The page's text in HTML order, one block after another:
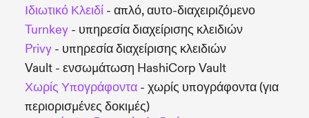
Ιδιωτικό Κλειδί - απλό, αυτο-διαχειριζόμενο
Turnkey - υπηρεσία διαχείρισης κλειδιών
Privy - υπηρεσία διαχείρισης κλειδιών
Vault - ενσωμάτωση HashiCorp Vault
Χωρίς Υπογράφοντα - χωρίς υπογράφοντα (για
περιορισμένες δοκιμές)